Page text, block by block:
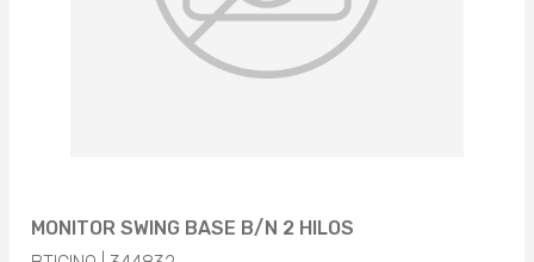
MONITOR SWING BASE B/N 2 HILOS